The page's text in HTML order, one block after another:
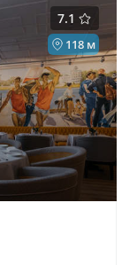
7.1
118 м